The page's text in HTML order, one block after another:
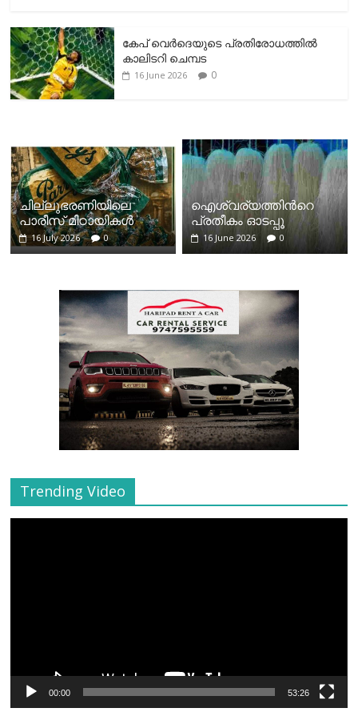
കേപ് വെര്‍ദെയുടെ പ്രതിരോധത്തില്‍
കാലിടറി ചെമ്പട
16 June 2026 0
ചില്ലുഭരണിയിലെ
പാരീസ് മിഠായികള്‍
16 July 2026 0
ഐശ്വര്യത്തിന്‍റെ
പ്രതീകം ഓടപ്പൂ
16 June 2026 0
Trending Video
00:00 53:26